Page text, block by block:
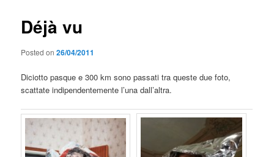
Déjà vu
Posted on26/04/2011
Diciotto pasque e 300 km sono passati tra queste due foto,
scattate indipendentemente l’una dall’altra.